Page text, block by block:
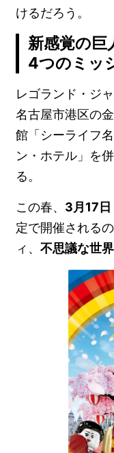
けるだろう。
新感覚の巨
4つのミッ
レゴランド・ジ
名古屋市港区の
館「シーライフ
ン・ホテル」を
る。
この春、 3月17日
定で開催される
ィ、不思議な世